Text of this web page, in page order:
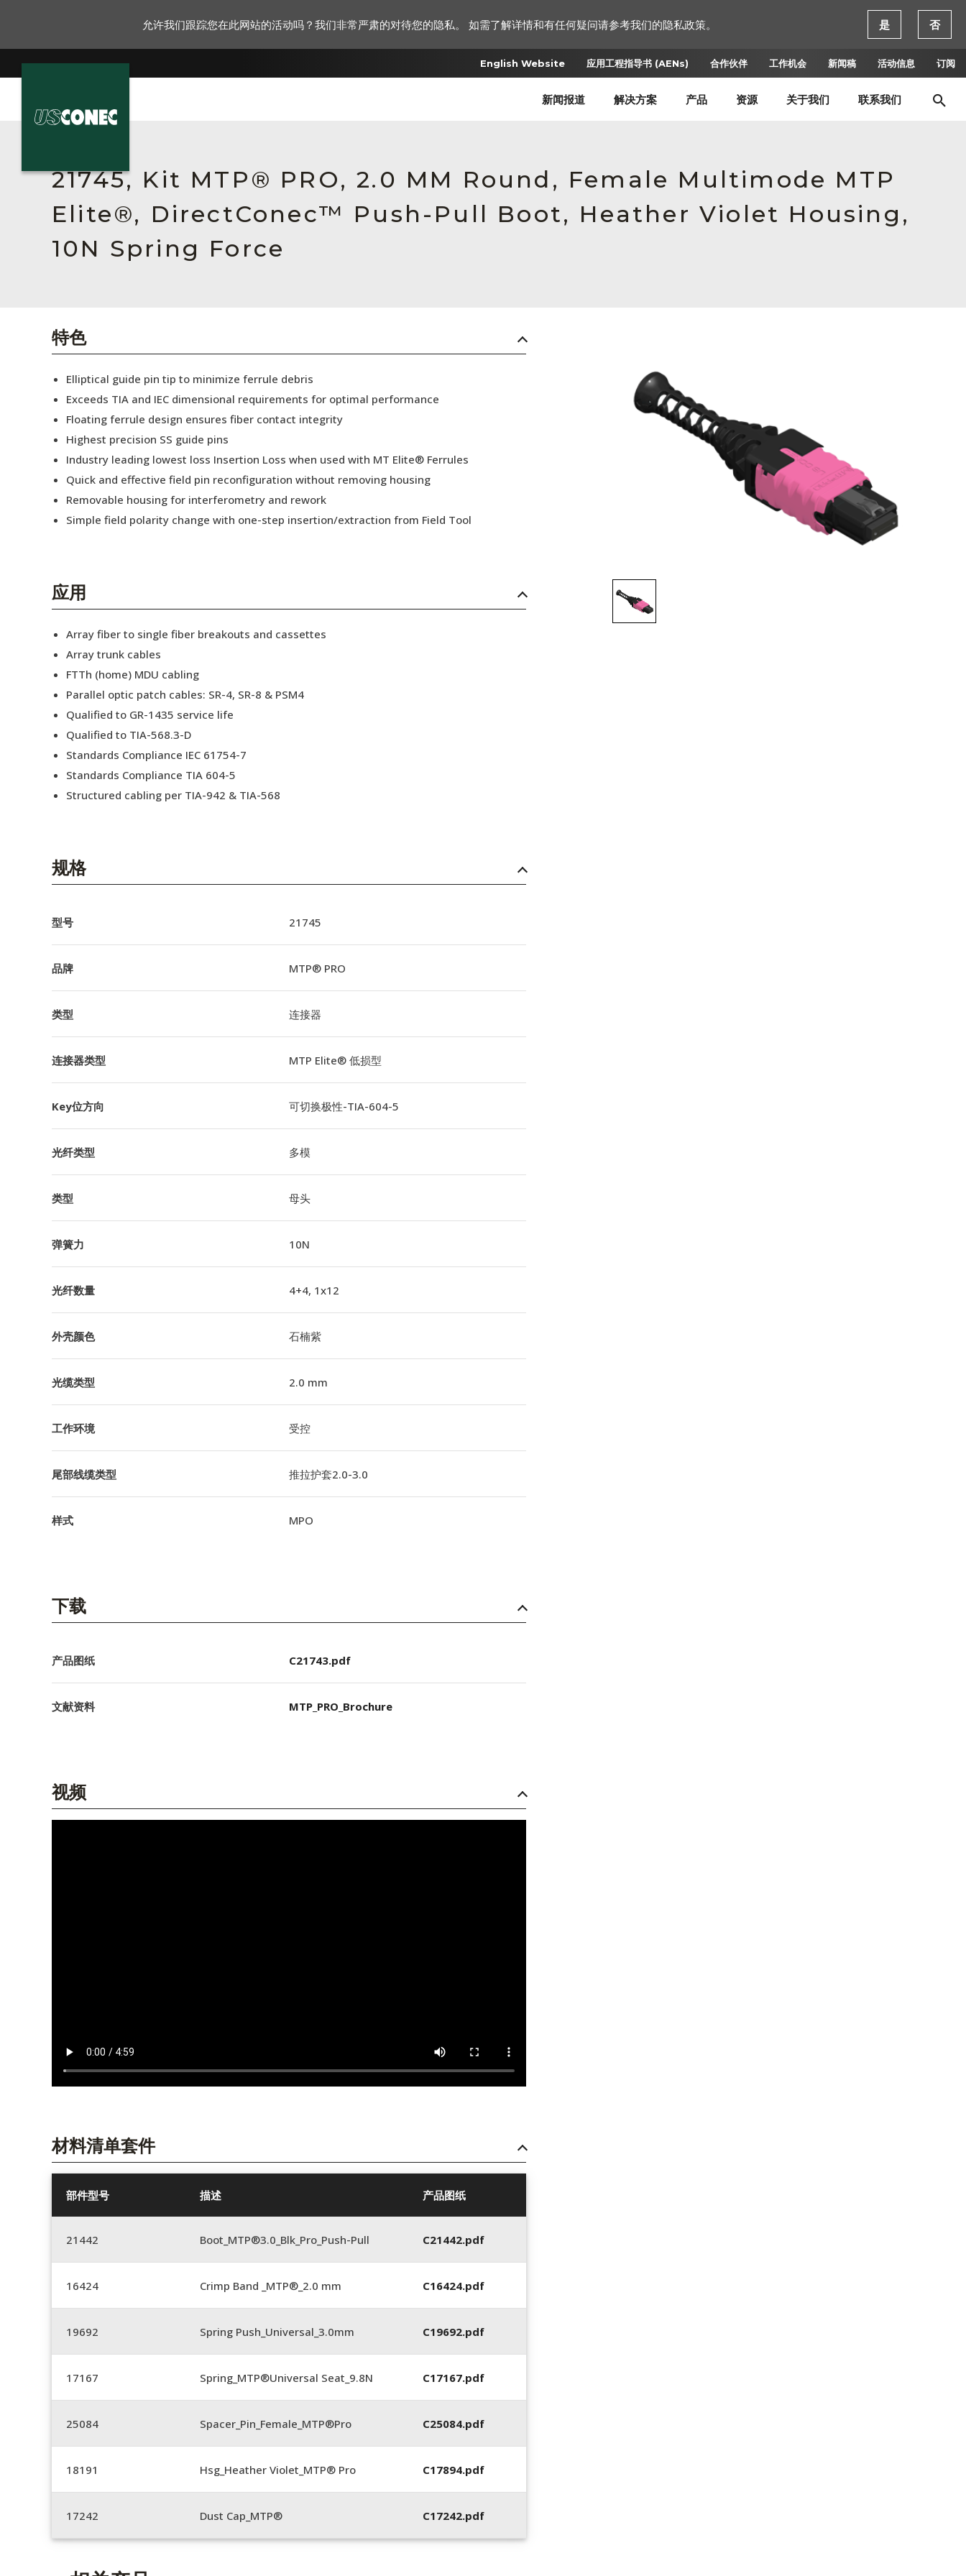
English Website 应用工程指导书 (AENs) 合作伙伴 工作机会 新闻稿 活动信息 订阅
新闻报道 解决方案 产品 资源 关于我们 联系我们
English Website
应用工程指导书 (AENs)
工作机会
活动信息
21745, Kit MTP® PRO, 2.0 MM Round, Female Multimode MTP
Elite®, DirectConec™ Push-Pull Boot, Heather Violet Housing,
10N Spring Force
特色
Elliptical guide pin tip to minimize ferrule debris
Exceeds TIA and IEC dimensional requirements for optimal performance
Floating ferrule design ensures fiber contact integrity
Highest precision SS guide pins
Industry leading lowest loss Insertion Loss when used with MT Elite® Ferrules
Quick and effective field pin reconfiguration without removing housing
Removable housing for interferometry and rework
Simple field polarity change with one-step insertion/extraction from Field Tool
应用
Array fiber to single fiber breakouts and cassettes
Array trunk cables
FTTh (home) MDU cabling
Parallel optic patch cables: SR-4, SR-8 & PSM4
Qualified to GR-1435 service life
Qualified to TIA-568.3-D
Standards Compliance IEC 61754-7
Standards Compliance TIA 604-5
Structured cabling per TIA-942 & TIA-568
规格
型号 21745
品牌 MTP® PRO
类型 连接器
连接器类型 MTP Elite® 低损型
Key位方向 可切换极性-TIA-604-5
光纤类型 多模
类型 母头
弹簧力 10N
光纤数量 4+4, 1x12
外壳颜色 石楠紫
光缆类型 2.0 mm
工作环境 受控
尾部线缆类型 推拉护套2.0-3.0
样式 MPO
下载
产品图纸 C21743.pdf
文献资料 MTP_PRO_Brochure
视频
材料清单套件
部件型号 描述 产品图纸
21442 Boot_MTP®3.0_Blk_Pro_Push-Pull C21442.pdf
16424 Crimp Band _MTP®_2.0 mm C16424.pdf
19692 Spring Push_Universal_3.0mm C19692.pdf
17167 Spring_MTP®Universal Seat_9.8N C17167.pdf
25084 Spacer_Pin_Female_MTP®Pro C25084.pdf
18191 Hsg_Heather Violet_MTP® Pro C17894.pdf
17242 Dust Cap_MTP® C17242.pdf
允许我们跟踪您在此网站的活动吗？我们非常严肃的对待您的隐私。 如需了解详情和有任何疑问请参考我们的隐私政策。 是 否